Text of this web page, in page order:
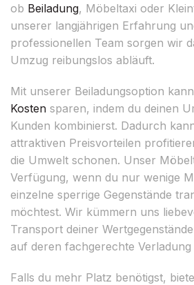
ob Beiladung, Möbeltaxi oder
unserer langjährigen Erfahrung
professionellen Team sorgen wir
Umzug reibungslos abläuft.
Mit unserer Beiladungsoption
Kosten sparen, indem du deinen
Kunden kombinierst. Dadurch
attraktiven Preisvorteilen
die Umwelt schonen. Unser
Verfügung, wenn du nur wenige
einzelne sperrige Gegenstände
möchtest. Wir kümmern uns
Transport deiner
auf deren fachgerechte
Falls du mehr Platz benötigst,